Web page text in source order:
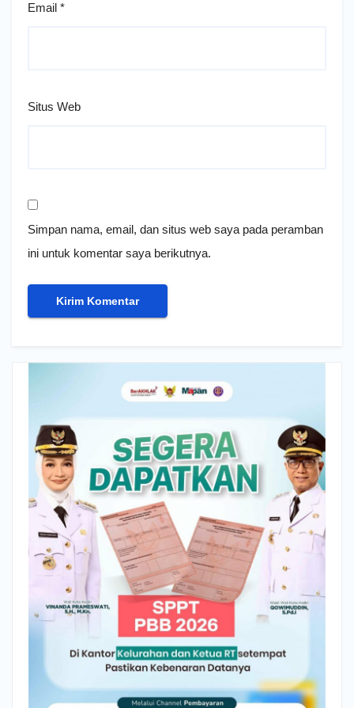
Email *
Situs Web
Simpan nama, email, dan situs web saya pada peramban
ini untuk komentar saya berikutnya.